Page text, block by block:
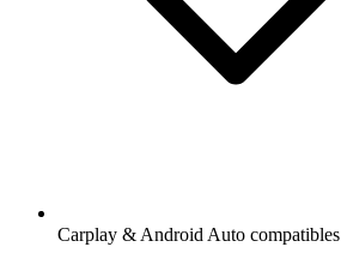
Carplay & Android Auto compatibles